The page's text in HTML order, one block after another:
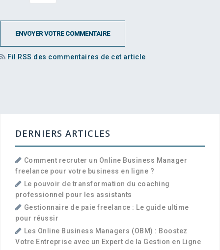
Fil RSS des commentaires de cet article
DERNIERS ARTICLES
Comment recruter un Online Business Manager
freelance pour votre business en ligne ?
Le pouvoir de transformation du coaching
professionnel pour les assistants
Gestionnaire de paie freelance : Le guide ultime
pour réussir
Les Online Business Managers (OBM) : Boostez
Votre Entreprise avec un Expert de la Gestion en Ligne